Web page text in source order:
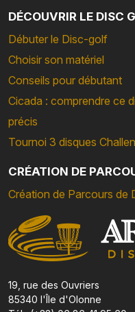
DÉCOUVRIR LE DISC
Débuter le Disc-golf
Choisir son matériel
Conseils pour débutant
Cicada : comprendre ce
précis
Tournoi 3 disques
CRÉATION DE
Création de Parcours de
19, rue des Ouvriers
85340 l'Île d'Olonne